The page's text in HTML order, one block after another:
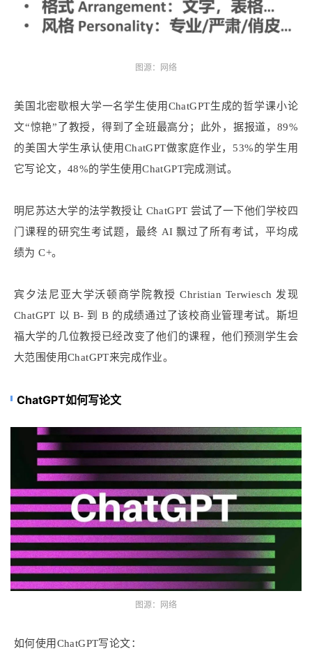
图源：网络
美国北密歇根大学一名学生使用ChatGPT生成的哲学课小论
文“惊艳”了教授，得到了全班最高分；此外，据报道，89%
的美国大学生承认使用ChatGPT做家庭作业，53%的学生用
它写论文，48%的学生使用ChatGPT完成测试。
明尼苏达大学的法学教授让 ChatGPT 尝试了一下他们学校四
门课程的研究生考试题，最终 AI 飘过了所有考试，平均成
绩为 C+。
宾夕法尼亚大学沃顿商学院教授 Christian Terwiesch 发现
ChatGPT 以 B- 到 B 的成绩通过了该校商业管理考试。斯坦
福大学的几位教授已经改变了他们的课程，他们预测学生会
大范围使用ChatGPT来完成作业。
ChatGPT如何写论文
图源：网络
如何使用ChatGPT写论文：